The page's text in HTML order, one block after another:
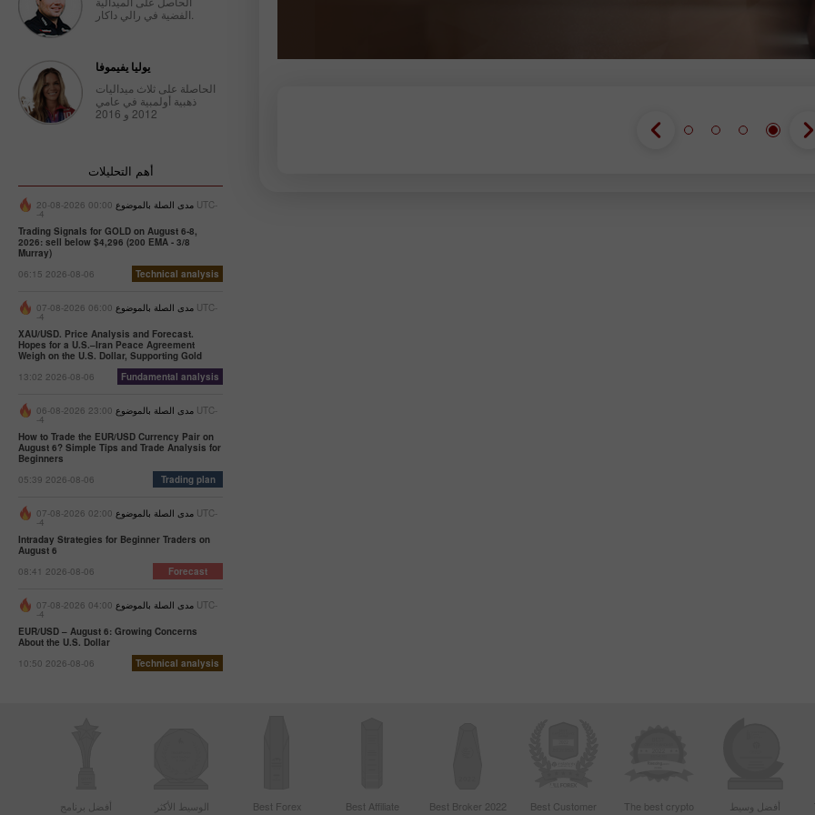
يوليا يفيموفا
الحاصلة على ثلاث ميداليات
ذهبية أولمبية في عامي
2012 و 2016
أهم التحليلات
مدى الصلة بالموضوع 00:00 2026-08-20 UTC-
-4
Trading Signals for GOLD on August 6-8,
2026: sell below $4,296 (200 EMA - 3/8
Murray)
06:15 2026-08-06
Technical analysis
مدى الصلة بالموضوع 06:00 2026-08-07 UTC-
-4
XAU/USD. Price Analysis and Forecast.
Hopes for a U.S.–Iran Peace Agreement
Weigh on the U.S. Dollar, Supporting Gold
13:02 2026-08-06
Fundamental analysis
مدى الصلة بالموضوع 23:00 2026-08-06 UTC-
-4
How to Trade the EUR/USD Currency Pair on
August 6? Simple Tips and Trade Analysis for
Beginners
05:39 2026-08-06
Trading plan
مدى الصلة بالموضوع 02:00 2026-08-07 UTC-
-4
Intraday Strategies for Beginner Traders on
August 6
08:41 2026-08-06
Forecast
مدى الصلة بالموضوع 04:00 2026-08-07 UTC-
-4
EUR/USD – August 6: Growing Concerns
About the U.S. Dollar
10:50 2026-08-06
Technical analysis
أفضل وسيط
The best crypto
Best Customer
Best Broker 2022
Best Affiliate
Best Forex
الوسيط الأكثر
أفضل برنامج